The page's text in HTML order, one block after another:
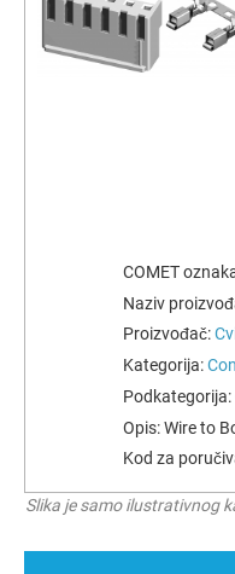
COMET
Naziv
Proizvođač:
Kategorija:
Podkategorija:
Opis:Wire to
Kod za
Slika je samo ilustrativnog